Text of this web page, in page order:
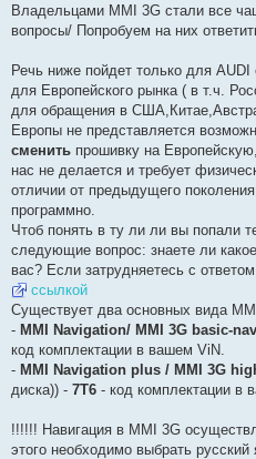
о
б
н
е
Владельцами MMI 3G cтали все
вопросы/ Попробуем на них
Речь ниже пойдет только для
для Европейского рынка ( в т.ч.
для обращения в
Европы не представляется
сменить прошивку на
нас не делается и требует
отличии от предыдущего
программно.
Чтоб понять в ту ли ли вы попали
следующие вопрос: знаете ли
вас? Если затрудняетесь c
ссылкой
Существует два основных вида
- MMI Navigation/ MMI 3G basic-nav
код комплектации в вашем ViN.
- MMI Navigation plus / MMI 3G
диска)) - 7T6 - код комплектации в
!!!!!! Навигация в MMI 3G
этого необходимо выбрать русский